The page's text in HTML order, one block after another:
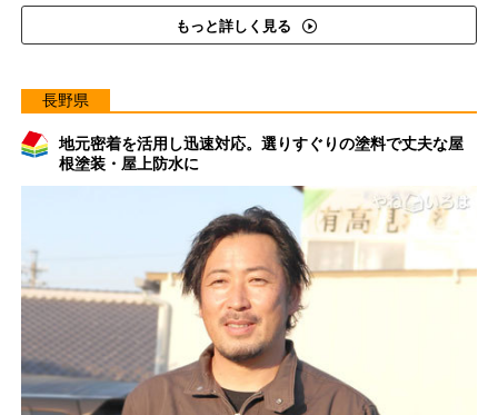
もっと詳しく見る
長野県
地元密着を活用し迅速対応。選りすぐりの塗料で丈夫な屋
根塗装・屋上防水に